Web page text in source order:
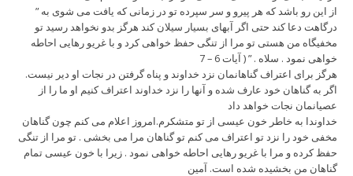
” از این رو باشد که هر پیرو و سر سپرده تو در زمانی که یافت می شوی به
درگاهت دعا کند حتی اگر آبهای بسیار سیلان کند هرگز بدو نخواهد رسید تو
مخفیگاه من هستی تو مرا از تنگی حفظ خواهی کرد و با غریو رهایی احاطه
خواهی نمود . سلاه . ” ( آیات 6 – 7
هرگز برای اعتراف گناهانمان نزد خداوند و پناه گرفتن در نجات او دیر نیست.
اگر به گناهان خود عارف شده و آنها را نزد خداوند اعتراف کنیم او ما را از
عصیانمان نجات خواهد داد
خداوندا به خاطر خون عیسی از تو متشکرم.امروز اعلام می کنم چون گناهان
مخفی خود را نزد تو اعتراف می کنم تو گناهان مرا می بخشی . تو مرا از تنگی
حفظ کرده و مرا با غریو رهایی احاطه خواهی نمود . زیرا با خون عیسی تمام
گناهان من بخشیده شده است. آمین